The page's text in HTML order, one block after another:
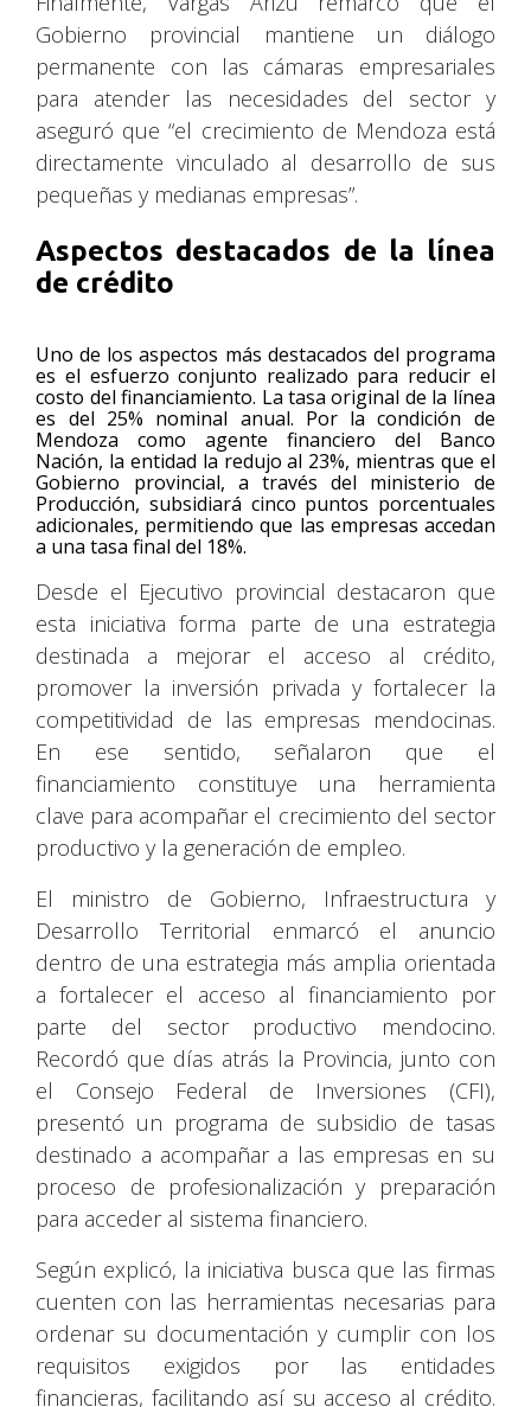
Gobierno provincial mantiene un diálogo
permanente con las cámaras empresariales
para atender las necesidades del sector y
aseguró que “el crecimiento de Mendoza está
directamente vinculado al desarrollo de sus
pequeñas y medianas empresas”.
Aspectos destacados de la línea
de crédito
Uno de los aspectos más destacados del programa
es el esfuerzo conjunto realizado para reducir el
costo del financiamiento. La tasa original de la línea
es del 25% nominal anual. Por la condición de
Mendoza como agente financiero del Banco
Nación, la entidad la redujo al 23%, mientras que el
Gobierno provincial, a través del ministerio de
Producción, subsidiará cinco puntos porcentuales
adicionales, permitiendo que las empresas accedan
a una tasa final del 18%.
Desde el Ejecutivo provincial destacaron que
esta iniciativa forma parte de una estrategia
destinada a mejorar el acceso al crédito,
promover la inversión privada y fortalecer la
competitividad de las empresas mendocinas.
En ese sentido, señalaron que el
financiamiento constituye una herramienta
clave para acompañar el crecimiento del sector
productivo y la generación de empleo.
El ministro de Gobierno, Infraestructura y
Desarrollo Territorial enmarcó el anuncio
dentro de una estrategia más amplia orientada
a fortalecer el acceso al financiamiento por
parte del sector productivo mendocino.
Recordó que días atrás la Provincia, junto con
el Consejo Federal de Inversiones (CFI),
presentó un programa de subsidio de tasas
destinado a acompañar a las empresas en su
proceso de profesionalización y preparación
para acceder al sistema financiero.
Según explicó, la iniciativa busca que las firmas
cuenten con las herramientas necesarias para
ordenar su documentación y cumplir con los
requisitos exigidos por las entidades
financieras, facilitando así su acceso al crédito.